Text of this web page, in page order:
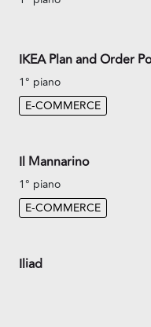
IKEA Plan and Order
1° piano
E-COMMERCE
Il Mannarino
1° piano
E-COMMERCE
Iliad